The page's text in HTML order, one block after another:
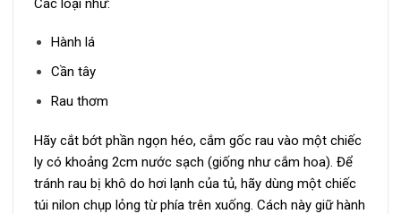
Các loại như:
Hành lá
Cần tây
Rau thơm
Hãy cắt bớt phần ngọn héo, cắm gốc rau vào một chiếc
ly có khoảng 2cm nước sạch (giống như cắm hoa). Để
tránh rau bị khô do hơi lạnh của tủ, hãy dùng một chiếc
túi nilon chụp lỏng từ phía trên xuống. Cách này giữ hành